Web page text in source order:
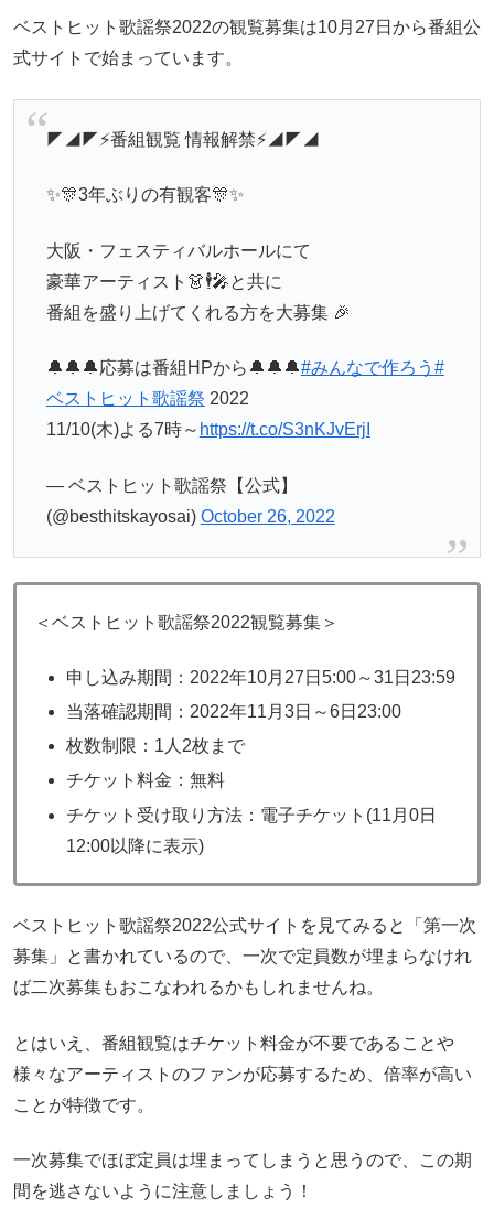
ベストヒット歌謡祭2022の観覧募集は10月27日から番組公
式サイトで始まっています。
◤◢◤⚡番組観覧 情報解禁⚡◢◤◢
✨🎊3年ぶりの有観客🎊✨
大阪・フェスティバルホールにて
豪華アーティスト👗🕴️🎤と共に
番組を盛り上げてくれる方を大募集 🎉
🔔🔔🔔応募は番組HPから🔔🔔🔔#みんなで作ろう #
ベストヒット歌謡祭 2022
11/10(木)よる7時～ https://t.co/S3nKJvErjI
— ベストヒット歌謡祭【公式】
(@besthitskayosai) October 26, 2022
＜ベストヒット歌謡祭2022観覧募集＞
申し込み期間：2022年10月27日5:00～31日23:59
当落確認期間：2022年11月3日～6日23:00
枚数制限：1人2枚まで
チケット料金：無料
チケット受け取り方法：電子チケット(11月0日
12:00以降に表示)
ベストヒット歌謡祭2022公式サイトを見てみると「第一次
募集」と書かれているので、一次で定員数が埋まらなけれ
ば二次募集もおこなわれるかもしれませんね。
とはいえ、番組観覧はチケット料金が不要であることや
様々なアーティストのファンが応募するため、倍率が高い
ことが特徴です。
一次募集でほぼ定員は埋まってしまうと思うので、この期
間を逃さないように注意しましょう！